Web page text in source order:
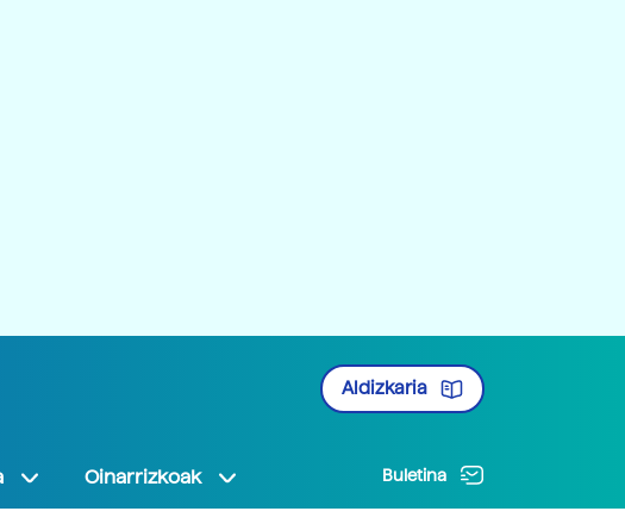
Aldizkaria
Oinarrizkoak Buletina